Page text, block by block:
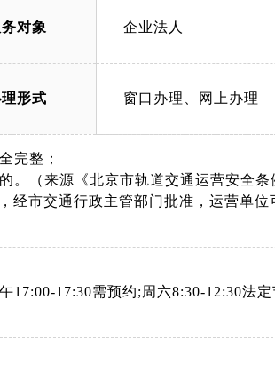
对象 企业法人
形式 窗口办理、网上办理
完整；
。（来源《北京市轨道交通运营安全
经市交通行政主管部门批准，运营单位
17:00-17:30需预约;周六8:30-12:30法